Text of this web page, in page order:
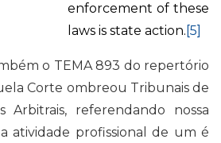
enforcement of these
laws is state action. [5]
o TEMA 893 do repertório
Corte ombreou Tribunais de
Arbitrais, referendando nossa
atividade profissional de um é